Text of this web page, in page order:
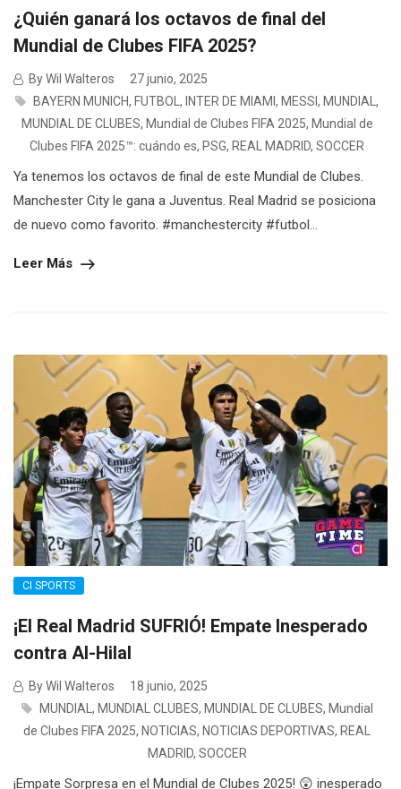
¿Quién ganará los octavos de final del
Mundial de Clubes FIFA 2025?
By Wil Walteros
27 junio, 2025
BAYERN MUNICH, FUTBOL, INTER DE MIAMI , MESSI , MUNDIAL,
MUNDIAL DE CLUBES, Mundial de Clubes FIFA 2025, Mundial de
Clubes FIFA 2025™: cuándo es, PSG, REAL MADRID, SOCCER
Ya tenemos los octavos de final de este Mundial de Clubes.
Manchester City le gana a Juventus. Real Madrid se posiciona
de nuevo como favorito. #manchestercity #futbol...
Leer Más
CI SPORTS
¡El Real Madrid SUFRIÓ! Empate Inesperado
contra Al-Hilal
By Wil Walteros
18 junio, 2025
MUNDIAL , MUNDIAL CLUBES, MUNDIAL DE CLUBES, Mundial
de Clubes FIFA 2025, NOTICIAS, NOTICIAS DEPORTIVAS, REAL
MADRID, SOCCER
¡Empate Sorpresa en el Mundial de Clubes 2025! 😲 inesperado